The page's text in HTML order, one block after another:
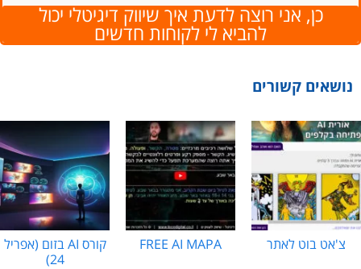
כן, אני רוצה לדעת איך שיווק דיגיטלי יכול
להביא לי לקוחות חדשים
נושאים קשורים
צ'אט בוט לאתר FREE AI MAPA
קורס AI בזום (אפריל
24)